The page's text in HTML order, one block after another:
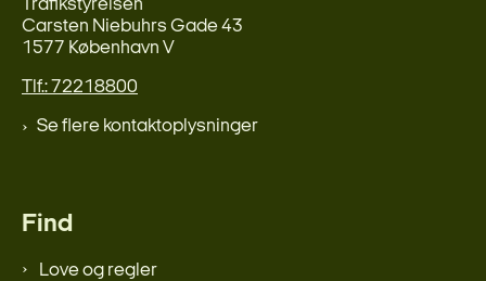
Trafikstyrelsen
Carsten Niebuhrs Gade 43
1577 København V
Tlf.: 72218800
Se flere kontaktoplysninger
Find
Love og regler